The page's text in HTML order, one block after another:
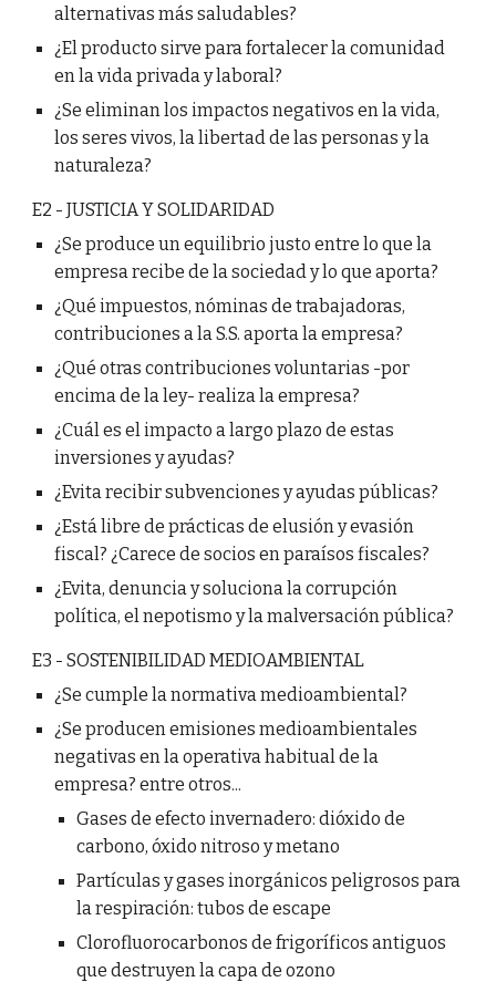
alternativas más saludables?
¿El producto sirve para fortalecer la comunidad
en la vida privada y laboral?
¿Se eliminan los impactos negativos en la vida,
los seres vivos, la libertad de las personas y la
naturaleza?
E2 - JUSTICIA Y SOLIDARIDAD
¿Se produce un equilibrio justo entre lo que la
empresa recibe de la sociedad y lo que aporta?
¿Qué impuestos, nóminas de trabajadoras,
contribuciones a la S.S. aporta la empresa?
¿Qué otras contribuciones voluntarias -por
encima de la ley- realiza la empresa?
¿Cuál es el impacto a largo plazo de estas
inversiones y ayudas?
¿Evita recibir subvenciones y ayudas públicas?
¿Está libre de prácticas de elusión y evasión
fiscal? ¿Carece de socios en paraísos fiscales?
¿Evita, denuncia y soluciona la corrupción
política, el nepotismo y la malversación pública?
E3 - SOSTENIBILIDAD MEDIOAMBIENTAL
¿Se cumple la normativa medioambiental?
¿Se producen emisiones medioambientales
negativas en la operativa habitual de la
empresa? entre otros...
Gases de efecto invernadero: dióxido de
carbono, óxido nitroso y metano
Partículas y gases inorgánicos peligrosos para
la respiración: tubos de escape
Clorofluorocarbonos de frigoríficos antiguos
que destruyen la capa de ozono